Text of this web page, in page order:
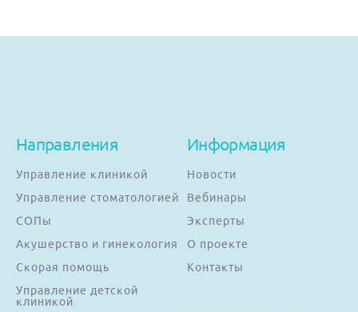
Направления
Управление клиникой
Управление стоматологией
СОПы
Акушерство и гинекология
Скорая помощь
Управление детской
клиникой
Информация
Новости
Вебинары
Эксперты
О проекте
Контакты